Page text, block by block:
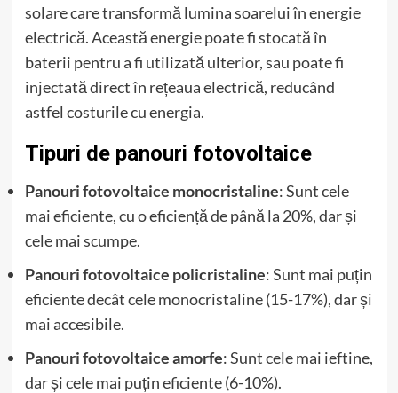
solare care transformă lumina soarelui în energie
electrică. Această energie poate fi stocată în
baterii pentru a fi utilizată ulterior, sau poate fi
injectată direct în rețeaua electrică, reducând
astfel costurile cu energia.
Tipuri de panouri fotovoltaice
Panouri fotovoltaice monocristaline: Sunt cele
mai eficiente, cu o eficiență de până la 20%, dar și
cele mai scumpe.
Panouri fotovoltaice policristaline: Sunt mai puțin
eficiente decât cele monocristaline (15-17%), dar și
mai accesibile.
Panouri fotovoltaice amorfe: Sunt cele mai ieftine,
dar și cele mai puțin eficiente (6-10%).